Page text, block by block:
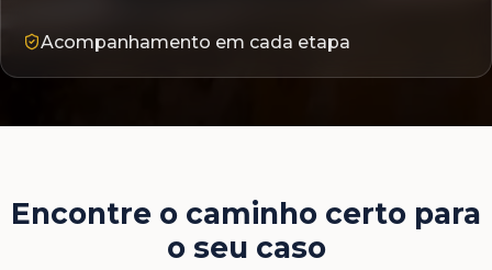
Acompanhamento em cada etapa
Encontre o caminho certo para
o seu caso